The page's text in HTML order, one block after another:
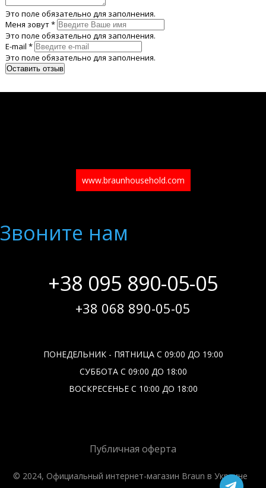
Это поле обязательно для заполнения.
Меня зовут *
Это поле обязательно для заполнения.
E-mail *
Это поле обязательно для заполнения.
www.braunhousehold.com
Звоните нам
+38 095 890-05-05
+38 068 890-05-05
ПОНЕДЕЛЬНИК - ПЯТНИЦА С 09:00 ДО 19:00
СУББОТА С 09:00 ДО 18:00
ВОСКРЕСЕНЬЕ С 10:00 ДО 18:00
Публичная оферта
© 2024, Официальный интернет-магазин Braun в Украине